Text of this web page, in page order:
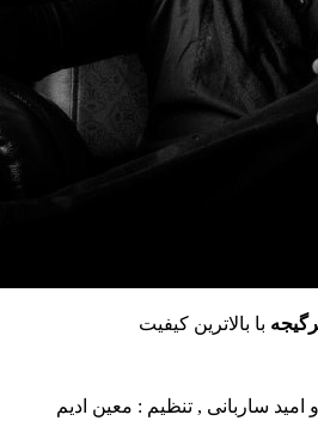
با بالاترین کیفیت
امید ساربانی , تنظیم : معین ادیم